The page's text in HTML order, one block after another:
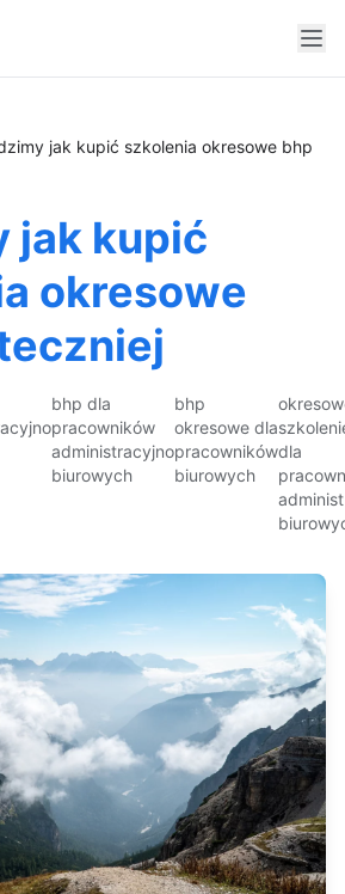
jak kupić szkolenia okresowe bhp
jak kupić
okresowe
bhp dla
pracowników
administracyjno
biurowych
bhp
okresowe dla
pracowników
biurowych
dla